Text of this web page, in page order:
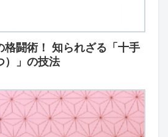
格闘術！ 知られざる「十手
）」の技法